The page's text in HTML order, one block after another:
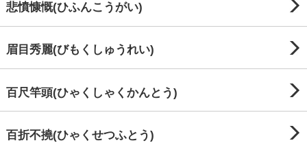
悲憤慷慨(ひふんこうがい)
眉目秀麗(びもくしゅうれい)
百尺竿頭(ひゃくしゃくかんとう)
百折不撓(ひゃくせつふとう)